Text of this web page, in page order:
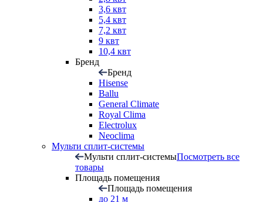
3,6 квт
5,4 квт
7,2 квт
9 квт
10,4 квт
Бренд
Бренд
Hisense
Ballu
General Climate
Royal Clima
Electrolux
Neoclima
Мульти сплит-системы
Мульти сплит-системыПосмотреть все
товары
Площадь помещения
Площадь помещения
до 21 м